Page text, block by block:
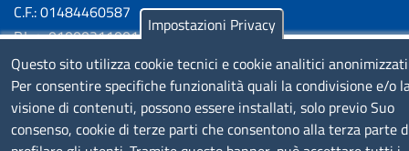
C.F.: 01484460587
P.Iva: 01000211001
SERVIZIO REALIZZATO DA
Impostazioni Privacy
Questo sito utilizza cookie tecnici e cookie analitici
Per consentire specifiche funzionalità quali la condivisione e/o
visione di contenuti, possono essere installati, solo previo Suo
consenso, cookie di terze parti che consentono alla terza parte